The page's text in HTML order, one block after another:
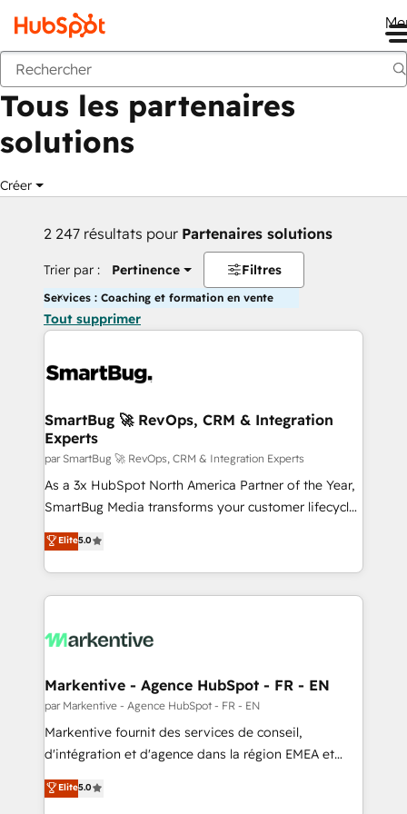
Retour
Tous les partenaires
solutions
Créer
2 247 résultats pour Partenaires solutions
Trier par : Pertinence Filtres
Services : Coaching et formation en vente
Tout supprimer
SmartBug 🚀 RevOps, CRM & Integration
Experts
par SmartBug 🚀 RevOps, CRM & Integration Experts
As a 3x HubSpot North America Partner of the Year,
SmartBug Media transforms your customer lifecycle
into a revenue engine. Our unified ecosystem
includes specialized divisions Globalia (AI &
Software) and Point Success Media (Paid Media),
making this the official home for all three brands. 🔄
and system integrations powered by Globalia’s
trainers to drive platform adoption. 📈 Revenue
Generation - Full-funnel marketing and high-
performance advertising via Point Success Media. -
Expert deployment of Breeze AI and custom agents
accreditations and deep HIPAA-compliance
Elite5.0
Markentive - Agence HubSpot - FR - EN
par Markentive - Agence HubSpot - FR - EN
Markentive fournit des services de conseil,
d'intégration et d'agence dans la région EMEA et
North America. Avec plus de 115 experts en
marketing automation, Growth, Revops, CRM et
Elite5.0